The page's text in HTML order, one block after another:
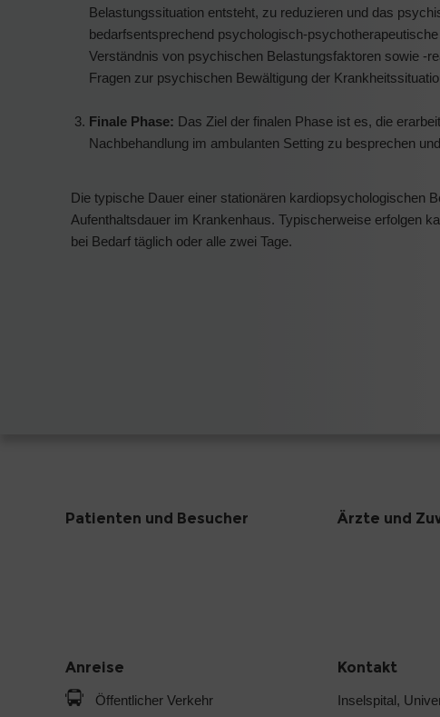
Belastungssituation entsteht, zu reduzieren und das
bedarfsentsprechend psychologisch-
Verständnis von psychischen Belastungsfaktoren sowie -
Fragen zur psychischen Bewältigung der
Finale Phase: Das Ziel der finalen Phase ist es, die
Nachbehandlung im ambulanten Setting zu besprechen
Die typische Dauer einer stationären kardiopsychologischen
Aufenthaltsdauer im Krankenhaus. Typischerweise erfolgen
bei Bedarf täglich oder alle zwei Tage.
Patienten und Besucher Ärzte und
Anreise
Öffentlicher Verkehr
Kontakt
Inselspital,